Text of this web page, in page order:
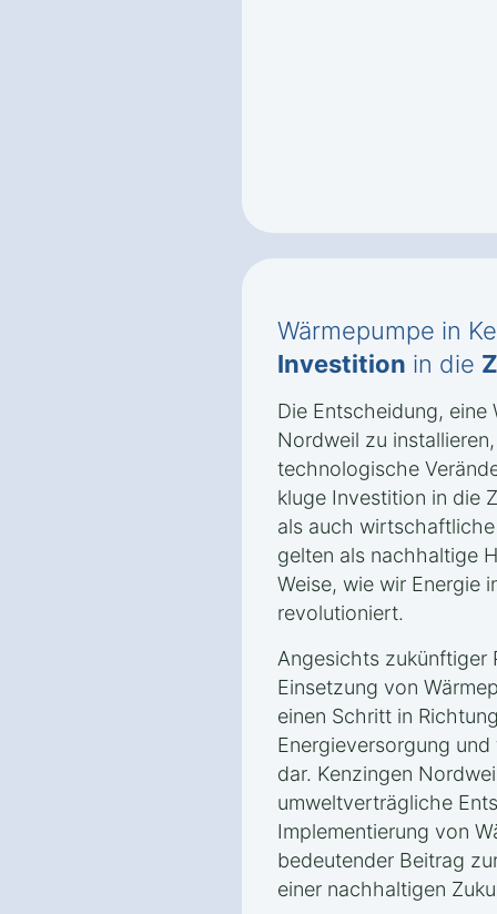
Wärmepumpe in
Investition in die
Die Entscheidung, eine
Nordweil zu
technologische
kluge Investition in die
als auch
gelten als nachhaltige
Weise, wie wir Energie
revolutioniert.
Angesichts zukünftiger
Einsetzung von
einen Schritt in
Energieversorgung
dar. Kenzingen
umweltverträgliche
Implementierung von
bedeutender Beitrag
einer nachhaltigen